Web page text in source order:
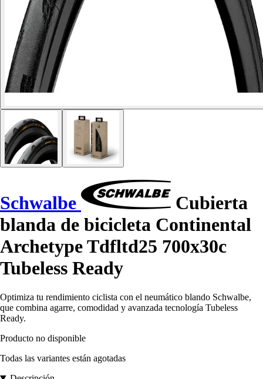
Schwalbe
Cubierta
blanda de bicicleta Continental
Archetype Tdfltd25 700x30c
Tubeless Ready
Optimiza tu rendimiento ciclista con el neumático blando Schwalbe,
que combina agarre, comodidad y avanzada tecnología Tubeless
Ready.
Producto no disponible
Todas las variantes están agotadas